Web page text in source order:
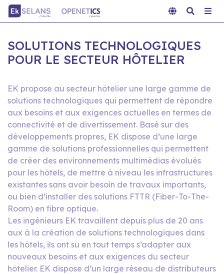
SOLUTIONS TECHNOLOGIQUES
POUR LE SECTEUR HÔTELIER
EK propose au secteur hôtelier une large gamme de
solutions technologiques qui permettent de répondre
aux besoins et aux exigences actuelles en termes de
connectivité et de divertissement. Basé sur des
développements propres, EK dispose d’une large
gamme de solutions professionnelles qui permettent
de créer des environnements multimédias évolués
pour les hôtels, de mettre à niveau les infrastructures
existantes sans avoir besoin de travaux importants,
ou bien d’installer des solutions FTTR (Fiber-To-The-
Room) en fibre optique.
Les ingénieurs EK travaillent depuis plus de 20 ans
aux à la création de solutions technologiques dans
les hôtels, ils ont su en tout temps s’adapter aux
nouveaux besoins et aux exigences du secteur
hôtelier. EK dispose d’un large réseau de distributeurs